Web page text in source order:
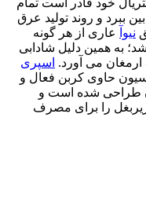
ببرد و روند تولید عرق
نیوآ
عاری از هر گونه
به همین دلیل شادابی
می آورد. اسپری
حاوی کربن فعال و
آقایان طراحی شده است و
را برای مصرف